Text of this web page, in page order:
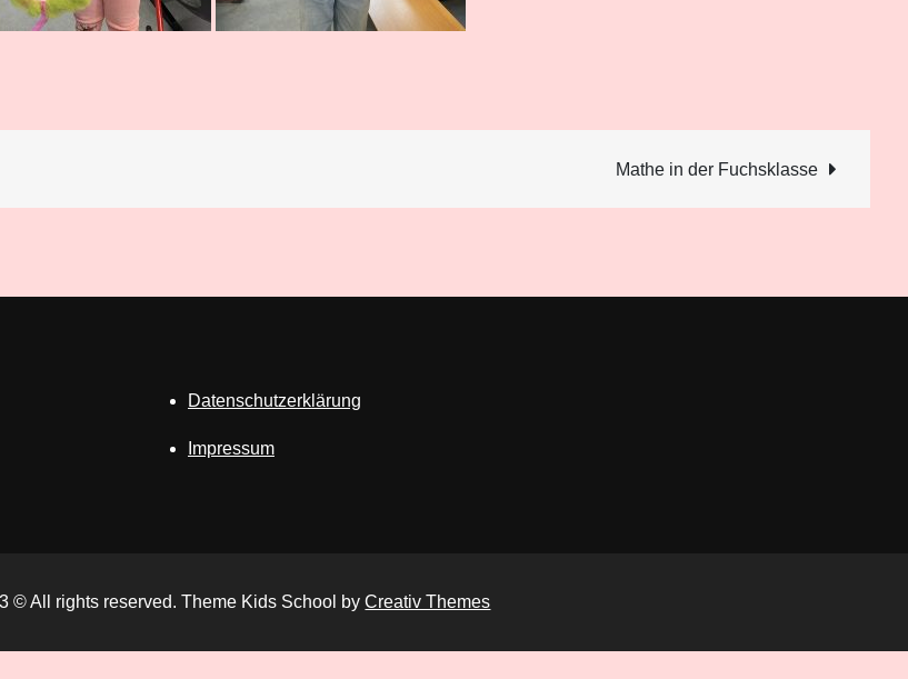
Mathe in der Fuchsklasse
Datenschutzerklärung
Impressum
© All rights reserved. Theme Kids School byCreativ Themes